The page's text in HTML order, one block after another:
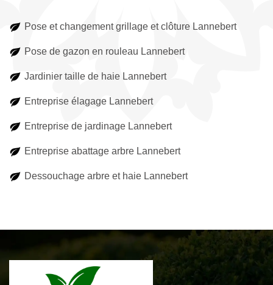
Pose et changement grillage et clôture Lannebert
Pose de gazon en rouleau Lannebert
Jardinier taille de haie Lannebert
Entreprise élagage Lannebert
Entreprise de jardinage Lannebert
Entreprise abattage arbre Lannebert
Dessouchage arbre et haie Lannebert